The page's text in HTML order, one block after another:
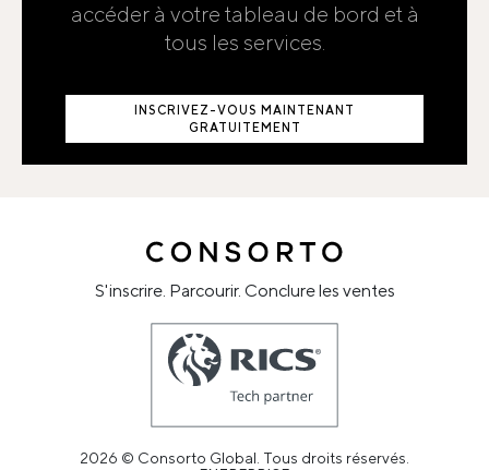
accéder à votre tableau de bord et à
tous les services.
INSCRIVEZ-VOUS MAINTENANT
GRATUITEMENT
S'inscrire. Parcourir. Conclure les ventes
2026 © Consorto Global. Tous droits réservés.